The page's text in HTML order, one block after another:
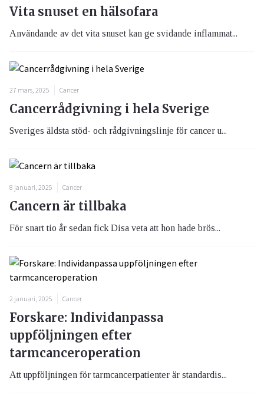
Vita snuset en hälsofara
Användande av det vita snuset kan ge svidande inflammat...
27 mars, 2025 Cancer
Cancerrådgivning i hela Sverige
Sveriges äldsta stöd- och rådgivningslinje för cancer u...
8 januari, 2025 Cancer
Cancern är tillbaka
För snart tio år sedan fick Disa veta att hon hade brös...
2 januari, 2025 Cancer
Forskare: Individanpassa
uppföljningen efter
tarmcanceroperation
Att uppföljningen för tarmcancerpatienter är standardis...